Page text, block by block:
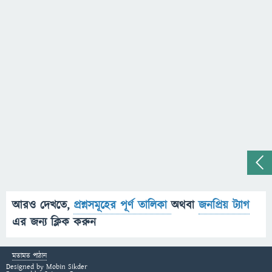
আরও দেখতে, প্রশ্নসমূহের পূর্ণ তালিকাঅথবাজনপ্রিয় ট্যাগ
এর জন্য ক্লিক করুন
মতামত পাঠান
Designed by Mobin Sikder